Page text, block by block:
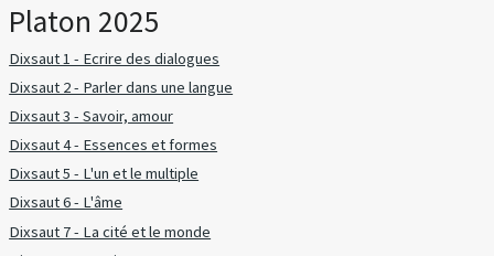
Platon 2025
Dixsaut 1 - Ecrire des dialogues
Dixsaut 2 - Parler dans une langue
Dixsaut 3 - Savoir, amour
Dixsaut 4 - Essences et formes
Dixsaut 5 - L'un et le multiple
Dixsaut 6 - L'âme
Dixsaut 7 - La cité et le monde